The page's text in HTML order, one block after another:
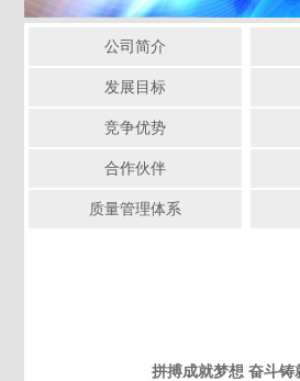
公司简介
发展目标
竞争优势
合作伙伴
质量管理体系
拼搏成就梦想 奋斗铸